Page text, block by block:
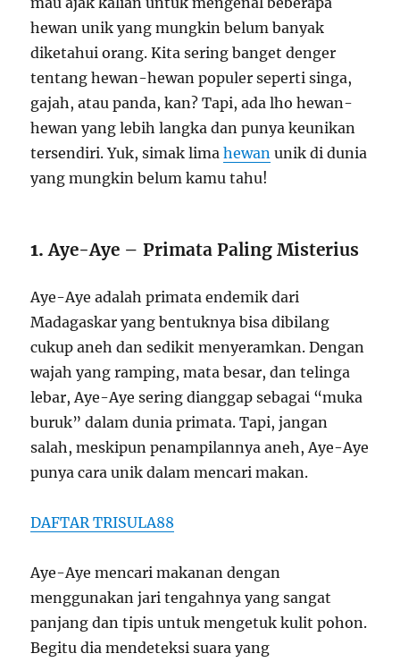
hewan unik yang mungkin belum banyak
diketahui orang. Kita sering banget denger
tentang hewan-hewan populer seperti singa,
gajah, atau panda, kan? Tapi, ada lho hewan-
hewan yang lebih langka dan punya keunikan
tersendiri. Yuk, simak limahewan unik di dunia
yang mungkin belum kamu tahu!
1.Aye-Aye – Primata Paling Misterius
Aye-Aye adalah primata endemik dari
Madagaskar yang bentuknya bisa dibilang
cukup aneh dan sedikit menyeramkan. Dengan
wajah yang ramping, mata besar, dan telinga
lebar, Aye-Aye sering dianggap sebagai “muka
buruk” dalam dunia primata. Tapi, jangan
salah, meskipun penampilannya aneh, Aye-Aye
punya cara unik dalam mencari makan.
DAFTAR TRISULA88
Aye-Aye mencari makanan dengan
menggunakan jari tengahnya yang sangat
panjang dan tipis untuk mengetuk kulit pohon.
Begitu dia mendeteksi suara yang